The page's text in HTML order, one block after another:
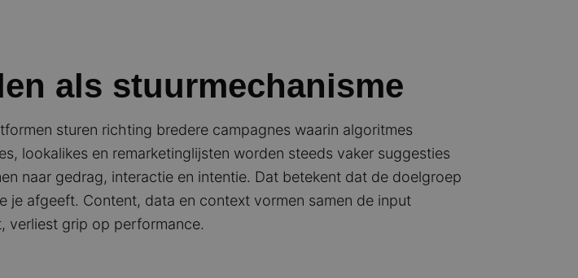
als stuurmechanisme
sturen richting bredere campagnes waarin algoritmes
lookalikes en remarketinglijsten worden steeds vaker suggesties
naar gedrag, interactie en intentie. Dat betekent dat de doelgroep
je afgeeft. Content, data en context vormen samen de input
verliest grip op performance.